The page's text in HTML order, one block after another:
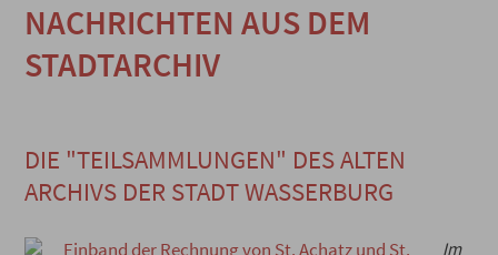
NACHRICHTEN AUS DEM
STADTARCHIV
DIE "TEILSAMMLUNGEN" DES ALTEN
ARCHIVS DER STADT WASSERBURG
Im